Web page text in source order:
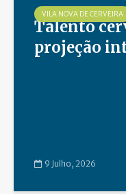
VILA NOVA DE CERVEIRA
Talento
projeção
9 Julho, 2026